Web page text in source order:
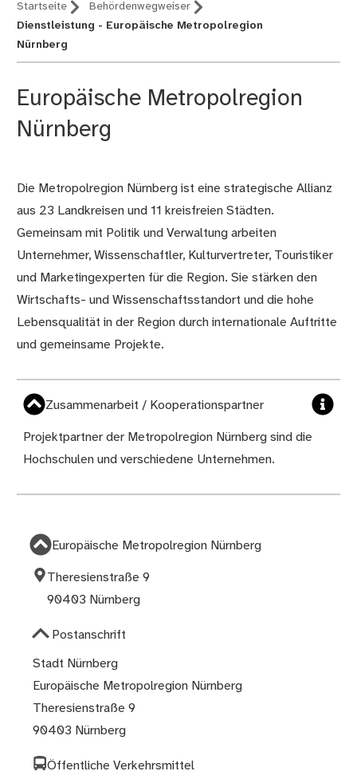
Startseite
Behördenwegweiser
Dienstleistung - Europäische Metropolregion
Nürnberg
Europäische Metropolregion
Nürnberg
Beschreibung
Die Metropolregion Nürnberg ist eine strategische Allianz
aus 23 Landkreisen und 11 kreisfreien Städten.
Gemeinsam mit Politik und Verwaltung arbeiten
Unternehmer, Wissenschaftler, Kulturvertreter, Touristiker
und Marketingexperten für die Region. Sie stärken den
Wirtschafts- und Wissenschaftsstandort und die hohe
Lebensqualität in der Region durch internationale Auftritte
und gemeinsame Projekte.
Zusammenarbeit / Kooperationspartner
Projektpartner der Metropolregion Nürnberg sind die
Hochschulen und verschiedene Unternehmen.
Europäische Metropolregion Nürnberg
Theresienstraße 9
90403 Nürnberg
Postanschrift
Stadt Nürnberg
Europäische Metropolregion Nürnberg
Theresienstraße 9
90403 Nürnberg
Öffentliche Verkehrsmittel